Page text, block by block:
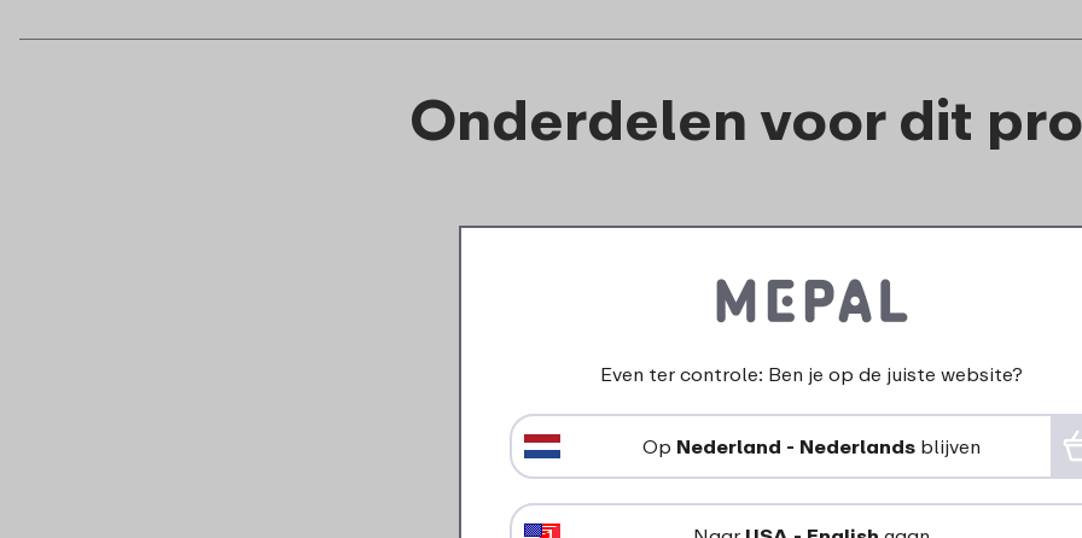
Onderdelen voor dit
Deksel bewaardoos
Lumina 250 ml - vivid
Even ter controle: Ben je op de juiste website?
Op Nederland - Nederlands blijven